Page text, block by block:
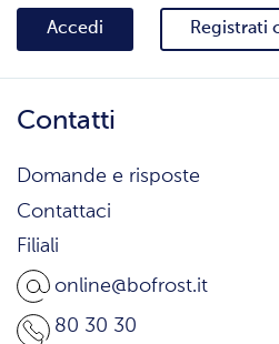
Accedi Registrati
Contatti
Domande e risposte
Contattaci
Filiali
online@bofrost.it
80 30 30